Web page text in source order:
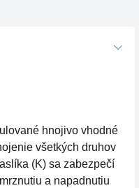
hnojivo vhodné
všetkých druhov
(K) sa zabezpečí
a napadnutiu